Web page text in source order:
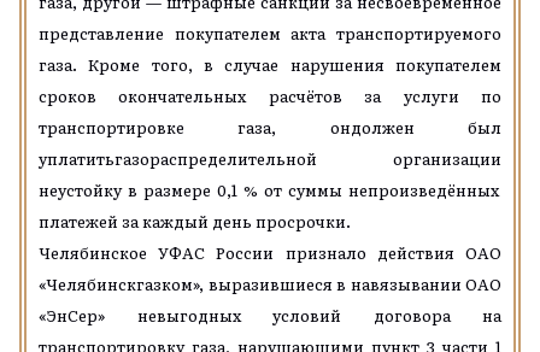
представление покупателем акта транспортируемого
газа.Кроме того,в случае нарушенияпокупателем
сроков окончательных расчётов за услуги по
транспортировке газа, ондолжен был
уплатитьгазораспределительной организации
неустойку в размере 0,1 % от суммы непроизведённых
платежей за каждый день просрочки.
Челябинское УФАС России признало действияОАО
«Челябинскгазком», выразившиеся в навязывании ОАО
«ЭнСер» невыгодных условий договорана
транспортировку газа, нарушающими пункт 3части 1